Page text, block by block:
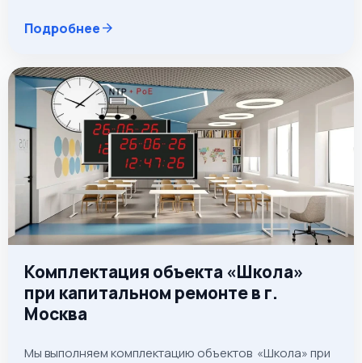
Подробнееarrow_forward
Комплектация объекта «Школа»
при капитальном ремонте в г.
Москва
Мы выполняем комплектацию объектов «Школа» при